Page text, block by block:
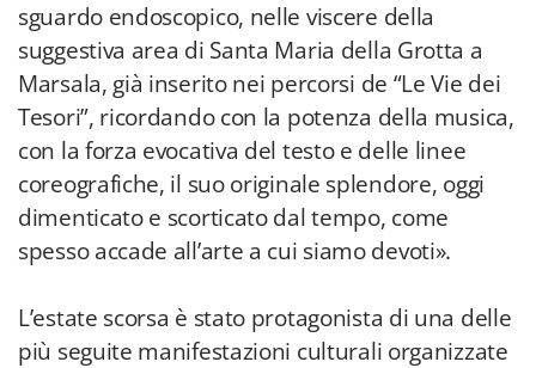
sguardo endoscopico, nelle viscere della
suggestiva area di Santa Maria della Grotta a
Marsala, già inserito nei percorsi de “Le Vie dei
Tesori”, ricordando con la potenza della musica,
con la forza evocativa del testo e delle linee
coreografiche, il suo originale splendore, oggi
dimenticato e scorticato dal tempo, come
spesso accade all’arte a cui siamo devoti».
L’estate scorsa è stato protagonista di una delle
più seguite manifestazioni culturali organizzate